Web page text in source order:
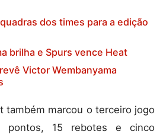
dos times para a edição
brilha e Spurs vence Heat
Victor Wembanyama
também marcou o terceiro jogo
pontos, 15 rebotes e cinco